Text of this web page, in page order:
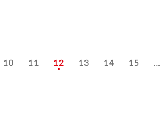
10 11 12 13 14 15 …